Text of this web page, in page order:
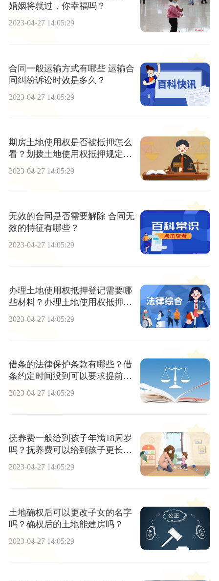
婚姻将就过，你幸福吗？
2023-04-27 14:05:29
合同一般运输方式有哪些 运输合
同纠纷诉讼时效是多久？
2023-04-27 14:05:29
期房土地使用权是否被抵押怎么
看？划拨土地使用权抵押规定是
2023-04-27 14:05:29
无效的合同是否需要解除 合同无
效的特征有哪些？
2023-04-27 14:05:29
办理土地使用权抵押登记需要哪
些材料？办理土地使用权抵押登
2023-04-27 14:05:29
借条的法律保护条款有哪些？借
条约定时间没到可以要求提前还
款吗？
2023-04-27 14:05:29
抚养费一般给到孩子年满18周岁
吗？抚养费可以给到孩子更长的
时间吗？
2023-04-27 14:05:29
土地确权后可以更改子女的名字
吗？确权后的土地能建房吗？
2023-04-27 14:05:29